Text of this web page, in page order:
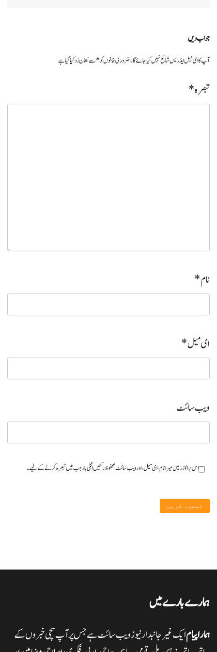
جواب دیں
آپ کا ای میل ایڈریس شائع نہیں کیا جائے گا۔ضروری خانوں کو*سے نشان زد کیا گیا ہے
تبصرہ*
نام*
ای میل*
ویب‌ سائٹ
اس براؤزر میں میرا نام، ای میل، اور ویب سائٹ محفوظ رکھیں اگلی بار جب میں تبصرہ کرنے کےلیے۔
ہمارے بارے میں
ہمارا پیامایک غیر جانبدار نیوز ویب سائٹ ہے جس پر آپ سچی خبروں کے